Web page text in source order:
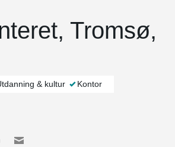
Tromsø,
& kultur Kontor